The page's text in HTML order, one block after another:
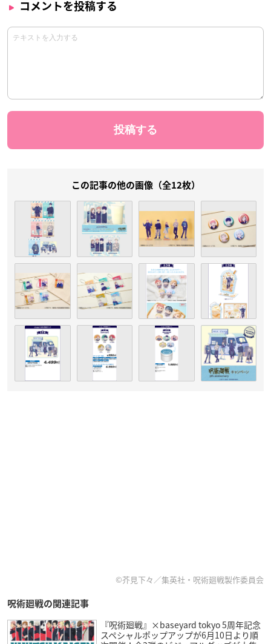
コメントを投稿する
この記事の他の画像（全12枚）
©芥見下々／集英社・呪術廻戦製作委員会
呪術廻戦の関連記事
『呪術廻戦』×baseyard tokyo 5周年記念
スペシャルポップアップが6月10日より順